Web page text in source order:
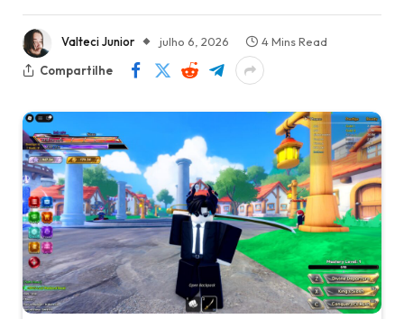
Valteci Junior julho 6, 2026
4 Mins Read
Compartilhe